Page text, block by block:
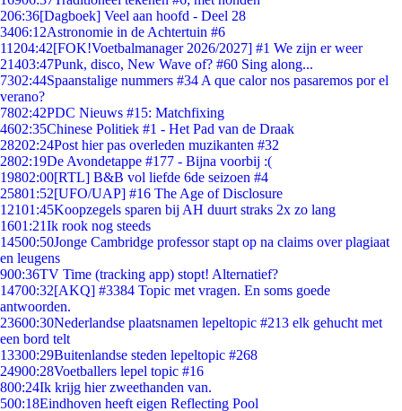
206:36[Dagboek] Veel aan hoofd - Deel 28
3406:12Astronomie in de Achtertuin #6
11204:42[FOK!Voetbalmanager 2026/2027] #1 We zijn er weer
21403:47Punk, disco, New Wave of? #60 Sing along...
7302:44Spaanstalige nummers #34 A que calor nos pasaremos por el
verano?
7802:42PDC Nieuws #15: Matchfixing
4602:35Chinese Politiek #1 - Het Pad van de Draak
28202:24Post hier pas overleden muzikanten #32
2802:19De Avondetappe #177 - Bijna voorbij :(
19802:00[RTL] B&B vol liefde 6de seizoen #4
25801:52[UFO/UAP] #16 The Age of Disclosure
12101:45Koopzegels sparen bij AH duurt straks 2x zo lang
1601:21Ik rook nog steeds
14500:50Jonge Cambridge professor stapt op na claims over plagiaat
en leugens
900:36TV Time (tracking app) stopt! Alternatief?
14700:32[AKQ] #3384 Topic met vragen. En soms goede
antwoorden.
23600:30Nederlandse plaatsnamen lepeltopic #213 elk gehucht met
een bord telt
13300:29Buitenlandse steden lepeltopic #268
24900:28Voetballers lepel topic #16
800:24Ik krijg hier zweethanden van.
500:18Eindhoven heeft eigen Reflecting Pool